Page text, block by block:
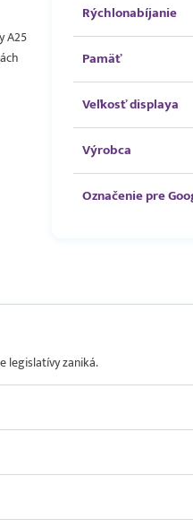
A25
Rýchlonabíjanie
Pamäť
Veľkosť displaya
Výrobca
Označenie pre
legislatívy zaniká.